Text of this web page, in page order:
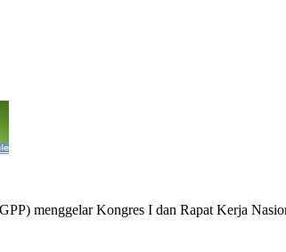
menggelar Kongres I dan Rapat Kerja